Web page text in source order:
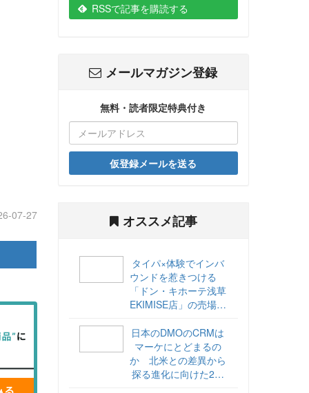
07-27
RSSで記事を購読する
メールマガジン登録
無料・読者限定特典付き
仮登録メールを送る
オススメ記事
タイパ×体験でインバ
ウンドを惹きつける
「ドン・キホーテ浅草
EKIMISE店」の売場づ
日本のDMOのCRMは
マーケにとどまるの
か 北米との差異から
探る進化に向けた2ス